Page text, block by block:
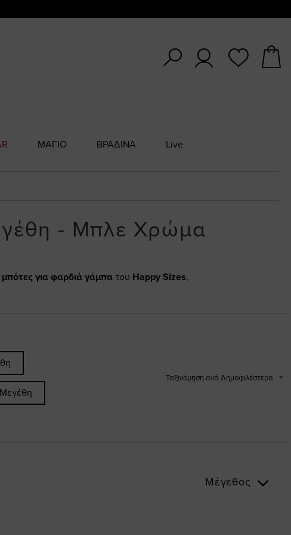
ΜΑΓΙΟ ΒΡΑΔΙΝΑ Live
- Μπλε Χρώμα
μπότες για φαρδιά γάμπατου Happy Sizes,
Ταξινόμηση ανά Δημοφιλέστερα
Μέγεθος